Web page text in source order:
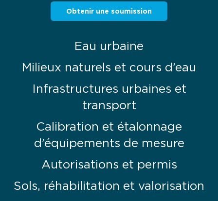
Obtenir une soumission
Eau urbaine
Milieux naturels et cours d’eau
Infrastructures urbaines et
transport
Calibration et étalonnage
d’équipements de mesure
Autorisations et permis
Sols, réhabilitation et valorisation